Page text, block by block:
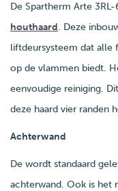
De Spartherm Arte
houthaard. Deze
liftdeursysteem dat alle
op de vlammen biedt.
eenvoudige reiniging.
deze haard vier randen
Achterwand
De wordt standaard
achterwand. Ook is het